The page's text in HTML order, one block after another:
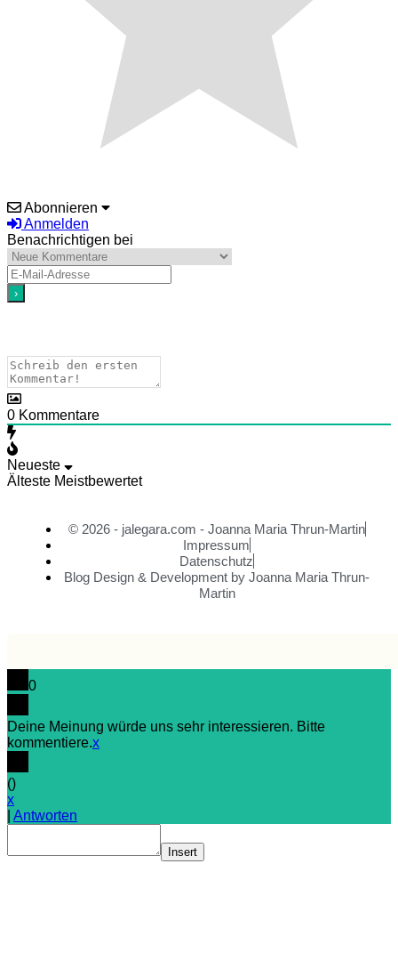
Abonnieren
Anmelden
Benachrichtigen bei
0 Kommentare
Neueste
Älteste Meistbewertet
© 2026 - jalegara.com - Joanna Maria Thrun-Martin
Impressum
Datenschutz
Blog Design & Development by Joanna Maria Thrun-
Martin
0
Deine Meinung würde uns sehr interessieren. Bitte
kommentiere.x
()
x
Antworten
Insert